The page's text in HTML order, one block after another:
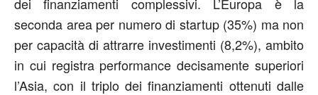
seconda area per numero di startup (35%) ma non
per capacità di attrarre investimenti (8,2%), ambito
in cui registra performance decisamente superiori
l’Asia, con il triplo dei finanziamenti ottenuti dalle